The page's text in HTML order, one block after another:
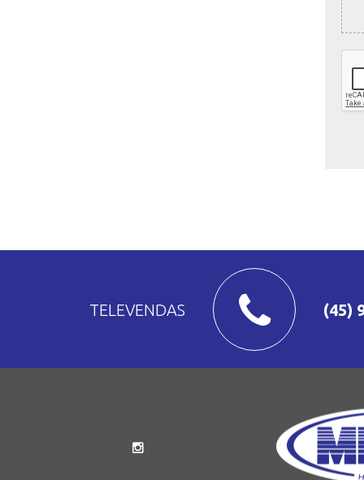
TELEVENDAS (45)